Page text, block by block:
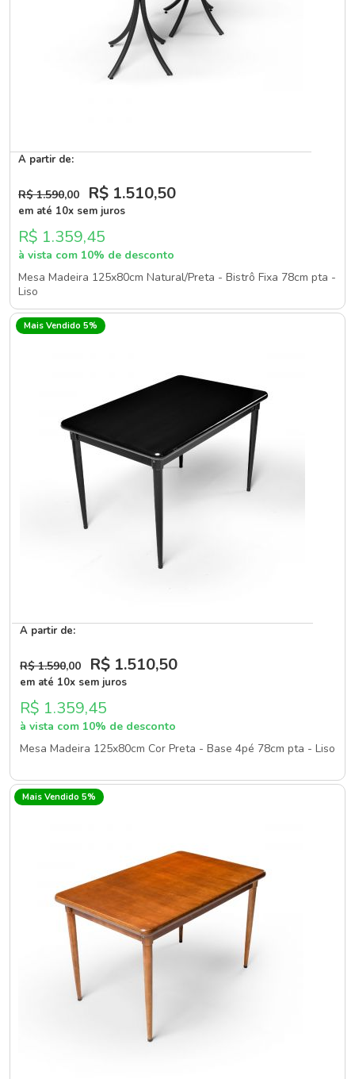
A partir de:
R$ 1.590,00 R$ 1.510,50
em até 10x sem juros
R$ 1.359,45
à vista com 10% de desconto
Mesa Madeira 125x80cm Natural/Preta - Bistrô Fixa 78cm pta -
Liso
Mais Vendido 5%
A partir de:
R$ 1.590,00 R$ 1.510,50
em até 10x sem juros
R$ 1.359,45
à vista com 10% de desconto
Mesa Madeira 125x80cm Cor Preta - Base 4pé 78cm pta - Liso
Mais Vendido 5%